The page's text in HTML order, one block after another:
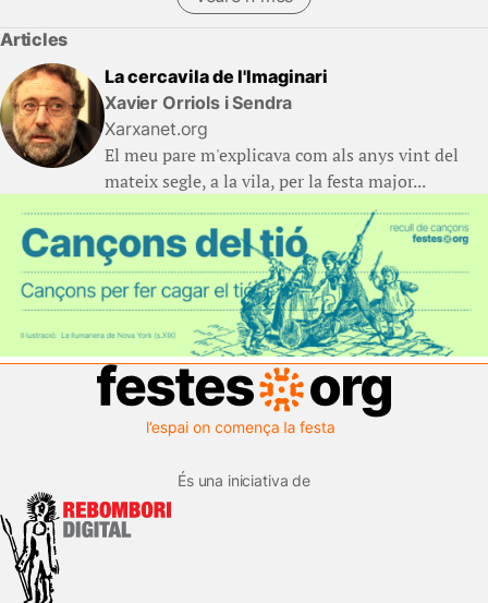
Articles
La cercavila de l'Imaginari
Xavier Orriols i Sendra
Xarxanet.org
El meu pare m'explicava com als anys vint del
mateix segle, a la vila, per la festa major...
És una iniciativa de